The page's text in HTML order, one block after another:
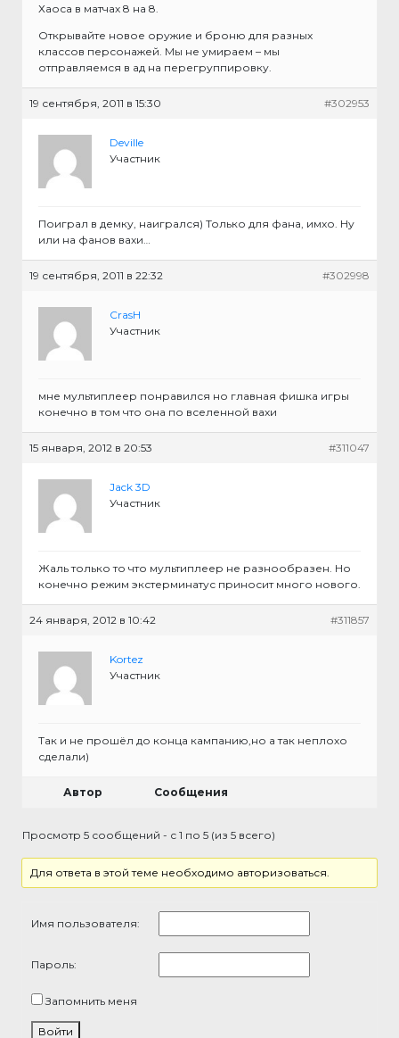
Хаоса в матчах 8 на 8.
Открывайте новое оружие и броню для разных
классов персонажей. Мы не умираем – мы
отправляемся в ад на перегруппировку.
19 сентября, 2011 в 15:30 #302953
Deville
Участник
Поиграл в демку, наигрался) Только для фана, имхо. Ну
или на фанов вахи…
19 сентября, 2011 в 22:32 #302998
CrasH
Участник
мне мультиплеер понравился но главная фишка игры
конечно в том что она по вселенной вахи
15 января, 2012 в 20:53 #311047
Jack 3D
Участник
Жаль только то что мультиплеер не разнообразен. Но
конечно режим экстерминатус приносит много нового.
24 января, 2012 в 10:42 #311857
Kortez
Участник
Так и не прошёл до конца кампанию,но а так неплохо
сделали)
Автор Сообщения
Просмотр 5 сообщений - с 1 по 5 (из 5 всего)
Для ответа в этой теме необходимо авторизоваться.
Имя пользователя:
Пароль:
Запомнить меня
Войти